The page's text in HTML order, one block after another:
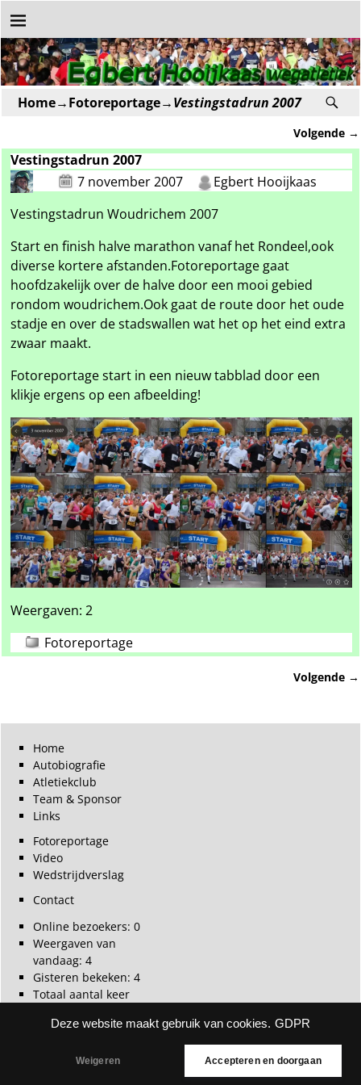
Deze website maakt gebruik van cookies. GDPR
Weigeren Accepteren en doorgaan
Home→Fotoreportage→Vestingstadrun 2007
Bericht navigatie
Volgende →
Vestingstadrun 2007
7 november 2007
Egbert Hooijkaas
Vestingstadrun Woudrichem 2007
Start en finish halve marathon vanaf het Rondeel,ook
diverse kortere afstanden.Fotoreportage gaat
hoofdzakelijk over de halve door een mooi gebied
rondom woudrichem.Ook gaat de route door het oude
stadje en over de stadswallen wat het op het eind extra
zwaar maakt.
Fotoreportage start in een nieuw tabblad door een
klikje ergens op een afbeelding!
Weergaven: 2
Fotoreportage
Volgende →
Home
Autobiografie
Atletiekclub
Team & Sponsor
Links
Fotoreportage
Video
Wedstrijdverslag
Contact
Online bezoekers: 0
Weergaven van
vandaag: 4
Gisteren bekeken: 4
Totaal aantal keer
Totale pageviews:41
Copyright: © 2025. Alle rechten voorbehouden
Ontwerp